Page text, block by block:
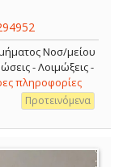
Νοσ/μείου
- Λοιμώξεις -
πληροφορίες
Προτεινόμενα